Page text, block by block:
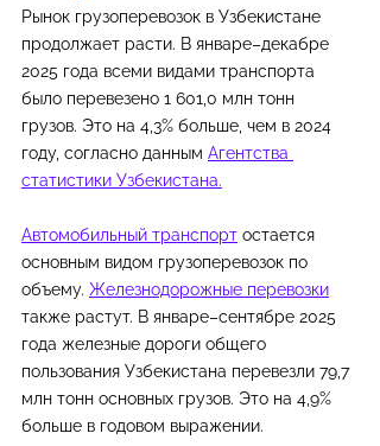
Рынок грузоперевозок в Узбекистане
продолжает расти. В январе–декабре
2025 года всеми видами транспорта
было перевезено 1 601,0 млн тонн
грузов. Это на 4,3% больше, чем в 2024
году, согласно данным Агентства
статистики Узбекистана.
Автомобильный транспорт остается
основным видом грузоперевозок по
объему. Железнодорожные перевозки
также растут. В январе–сентябре 2025
года железные дороги общего
пользования Узбекистана перевезли 79,7
млн тонн основных грузов. Это на 4,9%
больше в годовом выражении.